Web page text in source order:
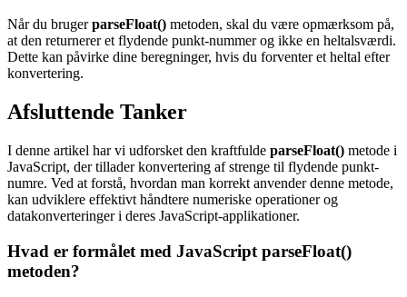
Når du brugerparseFloat() metoden, skal du være opmærksom på,
at den returnerer et flydende punkt-nummer og ikke en heltalsværdi.
Dette kan påvirke dine beregninger, hvis du forventer et heltal efter
konvertering.
Afsluttende Tanker
I denne artikel har vi udforsket den kraftfulde parseFloat() metode i
JavaScript, der tillader konvertering af strenge til flydende punkt-
numre. Ved at forstå, hvordan man korrekt anvender denne metode,
kan udviklere effektivt håndtere numeriske operationer og
datakonverteringer i deres JavaScript-applikationer.
Hvad er formålet med JavaScript parseFloat()
metoden?